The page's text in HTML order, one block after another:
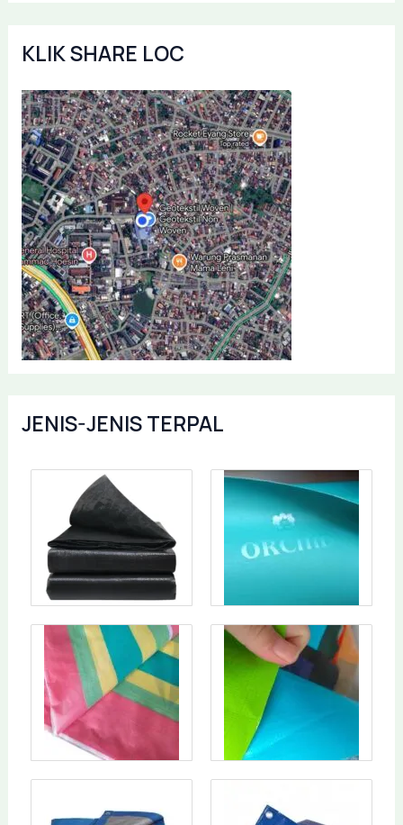
KLIK SHARE LOC
JENIS-JENIS TERPAL